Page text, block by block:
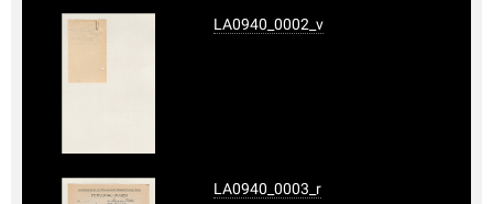
LA0940_0002_v
LA0940_0003_r